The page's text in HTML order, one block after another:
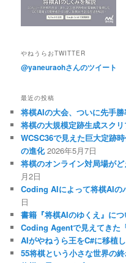
やねうらおTWITTER
@yaneuraohさんのツイート
最近の投稿
将棋AIの大会、ついに先手
将棋の大規模定跡生成スク
WCSC36で見えた巨大定跡
の進化 2026年5月7日
将棋のオンライン対局場が
月2日
Coding AIによって将棋AIの
日
書籍『将棋AIのゆくえ』につ
Coding Agentで見えてきた
AIがやねうら王をC#に移植
55将棋という小さな世界の